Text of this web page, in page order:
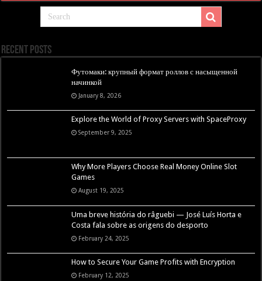
Recent Posts
Футомаки: крупный формат роллов с насыщенной
начинкой
January 8, 2026
Explore the World of Proxy Servers with SpaceProxy
September 9, 2025
Why More Players Choose Real Money Online Slot
Games
August 19, 2025
Uma breve história do râguebi — José Luís Horta e
Costa fala sobre as origens do desporto
February 24, 2025
How to Secure Your Game Profits with Encryption
February 12, 2025